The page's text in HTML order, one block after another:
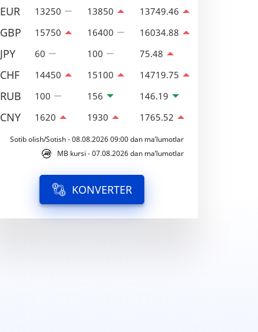
EUR 13250 13850 13749.46
GBP 15750 16400 16034.88
JPY 60 100 75.48
CHF 14450 15100 14719.75
RUB 100 156 146.19
CNY 1620 1930 1765.52
Sotib olish/Sotish - 08.08.2026 09:00 dan ma’lumotlar
MB kursi - 07.08.2026 dan ma’lumotlar
KONVERTER